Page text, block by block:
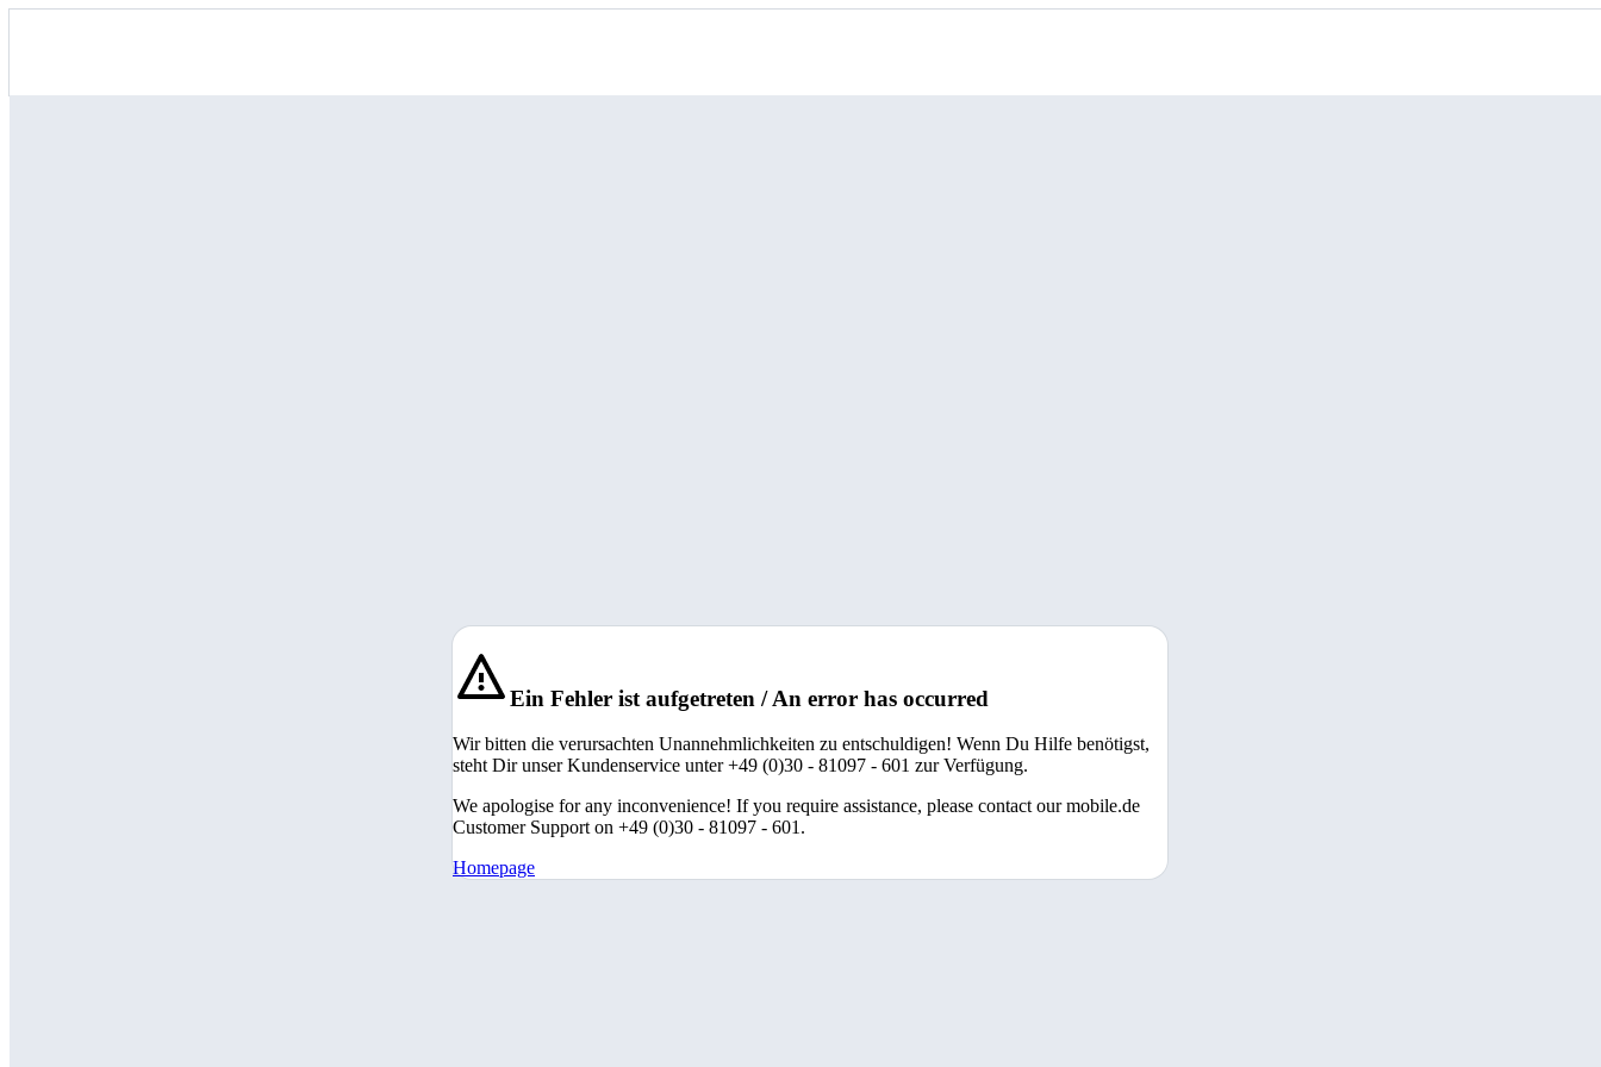
Ein Fehler ist aufgetreten / An error has occurred
Wir bitten die verursachten Unannehmlichkeiten zu entschuldigen! Wenn Du Hilfe benötigst,
steht Dir unser Kundenservice unter +49 (0)30 - 81097 - 601 zur Verfügung.
We apologise for any inconvenience! If you require assistance, please contact our mobile.de
Customer Support on +49 (0)30 - 81097 - 601.
Homepage